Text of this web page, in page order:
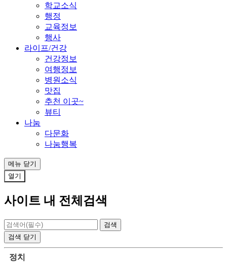
학교소식
행정
교육정보
행사
라이프/건강
건강정보
여행정보
병원소식
맛집
추천 이곳~
뷰티
나눔
다문화
나눔행복
메뉴 닫기
열기
사이트 내 전체검색
검색 닫기
정치